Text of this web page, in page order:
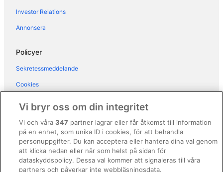
Investor Relations
Annonsera
Policyer
Sekretessmeddelande
Cookies
Regler och villkor för Vrbo
Tillgänglighetsanpassning
Juridisk information/Kontakta oss
Vi bryr oss om din integritet
Vi och våra347 partner lagrar eller får åtkomst till information
på en enhet, som unika ID i cookies, för att behandla
personuppgifter. Du kan acceptera eller hantera dina val genom
att klicka nedan eller när som helst på sidan för
dataskyddspolicy. Dessa val kommer att signaleras till våra
partners och påverkar inte webbläsningsdata.